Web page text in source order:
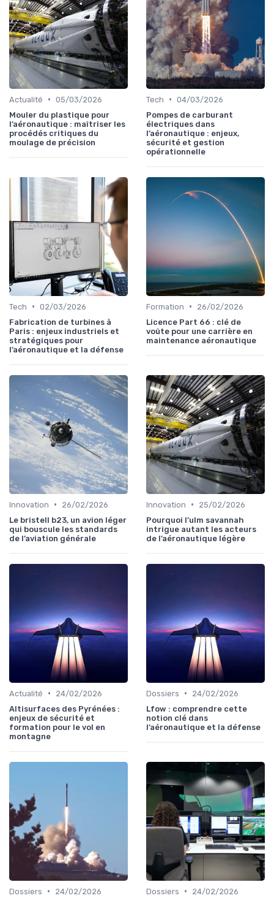
Actualité • 05/03/2026
Mouler du plastique pour
l’aéronautique : maîtriser les
procédés critiques du
moulage de précision
Tech • 04/03/2026
Pompes de carburant
électriques dans
l’aéronautique : enjeux,
sécurité et gestion
opérationnelle
Tech • 02/03/2026
Fabrication de turbines à
Paris : enjeux industriels et
stratégiques pour
l’aéronautique et la défense
Formation •
26/02/2026
Licence Part 66 : clé de
voûte pour une carrière en
maintenance aéronautique
Innovation •
26/02/2026
Le bristell b23, un avion léger
qui bouscule les standards
de l’aviation générale
Innovation •
25/02/2026
Pourquoi l’ulm savannah
intrigue autant les acteurs
de l’aéronautique légère
Actualité •
24/02/2026
Altisurfaces des Pyrénées :
enjeux de sécurité et
formation pour le vol en
montagne
Dossiers •
24/02/2026
Lfow : comprendre cette
notion clé dans
l’aéronautique et la défense
Dossiers •
24/02/2026
Dossiers •
24/02/2026